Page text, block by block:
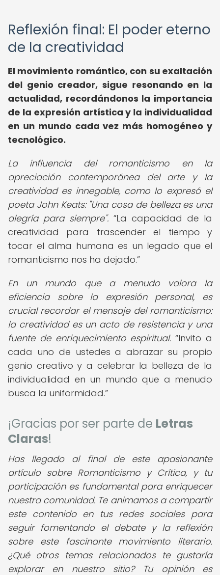
Reflexión final: El poder eterno
de la creatividad
El movimiento romántico, con su exaltación
del genio creador, sigue resonando en la
actualidad, recordándonos la importancia
de la expresión artística y la individualidad
en un mundo cada vez más homogéneo y
tecnológico.
La influencia del romanticismo en la
apreciación contemporánea del arte y la
creatividad es innegable, como lo expresó el
poeta John Keats: "Una cosa de belleza es una
alegría para siempre".
La capacidad de la
creatividad para trascender el tiempo y
tocar el alma humana es un legado que el
romanticismo nos ha dejado.
En un mundo que a menudo valora la
eficiencia sobre la expresión personal, es
crucial recordar el mensaje del romanticismo:
la creatividad es un acto de resistencia y una
fuente de enriquecimiento espiritual.
Invito a
cada uno de ustedes a abrazar su propio
genio creativo y a celebrar la belleza de la
individualidad en un mundo que a menudo
busca la uniformidad.
¡Gracias por ser parte de Letras
Claras!
Has llegado al final de este apasionante
artículo sobre Romanticismo y Crítica, y tu
participación es fundamental para enriquecer
nuestra comunidad. Te animamos a compartir
este contenido en tus redes sociales para
seguir fomentando el debate y la reflexión
sobre este fascinante movimiento literario.
¿Qué otros temas relacionados te gustaría
explorar en nuestro sitio? Tu opinión es